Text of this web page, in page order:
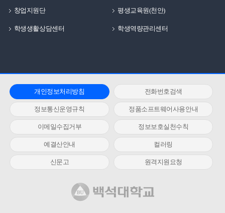
창업지원단 평생교육원(천안)
학생생활상담센터 학생역량관리센터
개인정보처리방침 전화번호검색
정보통신운영규칙 정품소프트웨어사용안내
이메일수집거부 정보보호실천수칙
예결산안내 컬러링
신문고 원격지원요청